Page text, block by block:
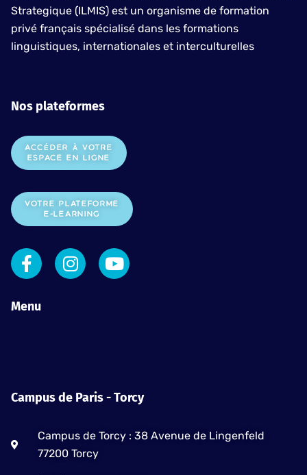
Strategique (ILMIS) est un organisme de formation
privé français spécialisé dans les formations
linguistiques, internationales et interculturelles
Nos plateformes
ACCÉDER À VOTRE
ESPACE EN LIGNE
VOTRE PLATEFORME
E-LEARNING
F
a
e
-
I
n
m
Y
o
Menu
Campus de Paris - Torcy
Campus de Torcy : 38 Avenue de Lingenfeld
77200 Torcy